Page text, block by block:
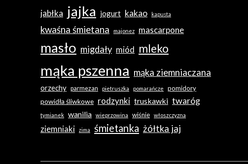
jabłka jajka jogurt kakao kapusta
kwaśna śmietana majonez mascarpone
masło migdały miód mleko
mąka pszenna mąka ziemniaczana
orzechy parmezan pietruszka pomarańcze pomidory
powidła śliwkowe rodzynki truskawki twaróg
tymianek wanilia wieprzowina wiśnie włoszczyzna
ziemniaki zima śmietanka żółtka jaj